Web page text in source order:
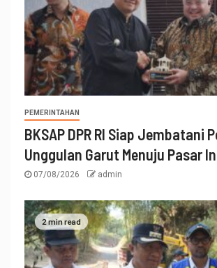
PEMERINTAHAN
BKSAP DPR RI Siap Jembatani
Unggulan Garut Menuju Pasar
07/08/2026 admin
2 min read